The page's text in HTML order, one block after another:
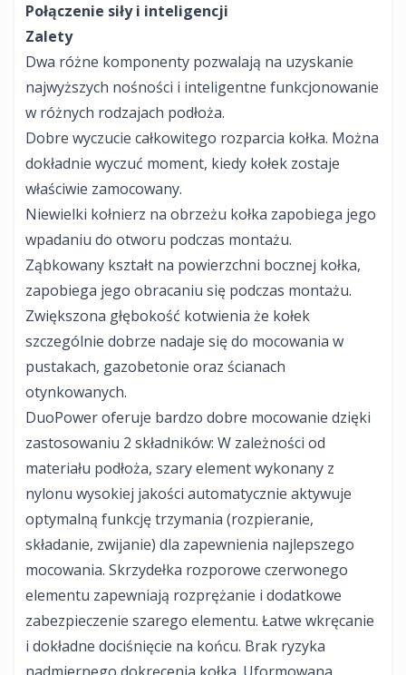
Połączenie siły i inteligencji
Zalety
Dwa różne komponenty pozwalają na uzyskanie
najwyższych nośności i inteligentne funkcjonowanie
w różnych rodzajach podłoża.
Dobre wyczucie całkowitego rozparcia kołka. Można
dokładnie wyczuć moment, kiedy kołek zostaje
właściwie zamocowany.
Niewielki kołnierz na obrzeżu kołka zapobiega jego
wpadaniu do otworu podczas montażu.
Ząbkowany kształt na powierzchni bocznej kołka,
zapobiega jego obracaniu się podczas montażu.
Zwiększona głębokość kotwienia że kołek
szczególnie dobrze nadaje się do mocowania w
pustakach, gazobetonie oraz ścianach
otynkowanych.
DuoPower oferuje bardzo dobre mocowanie dzięki
zastosowaniu 2 składników: W zależności od
materiału podłoża, szary element wykonany z
nylonu wysokiej jakości automatycznie aktywuje
optymalną funkcję trzymania (rozpieranie,
składanie, zwijanie) dla zapewnienia najlepszego
mocowania. Skrzydełka rozporowe czerwonego
elementu zapewniają rozprężanie i dodatkowe
zabezpieczenie szarego elementu. Łatwe wkręcanie
i dokładne dociśnięcie na końcu. Brak ryzyka